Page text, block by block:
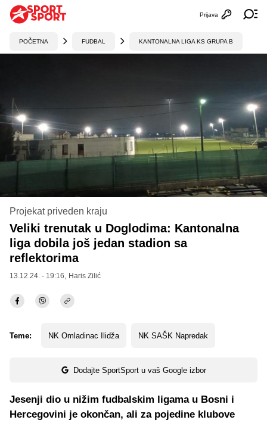
Otvori
Prijava
POČETNA FUDBAL KANTONALNA LIGA KS GRUPA B
Projekat priveden kraju
Veliki trenutak u Doglodima: Kantonalna
liga dobila još jedan stadion sa
reflektorima
13.12.24. - 19:16, Haris Zilić
Teme: NK Omladinac Ilidža NK SAŠK Napredak
Dodajte SportSport u vaš Google izbor
Jesenji dio u nižim fudbalskim ligama u Bosni i
Hercegovini je okončan, ali za pojedine klubove